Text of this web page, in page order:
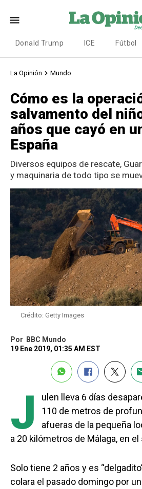
Donald Trump ICE Fútbol
La Opinión Mundo
Cómo es la
salvamento del
años que cayó en
España
Diversos equipos de rescate,
y maquinaria de todo tipo se
Crédito: Getty Images
Por
BBC Mundo
19 Ene 2019, 01:35 AM EST
J
ulen lleva 6 días
110 de metros de
afueras de la pequeña
a 20 kilómetros de Málaga, en el
Solo tiene 2 años y es
colara el pasado domingo por